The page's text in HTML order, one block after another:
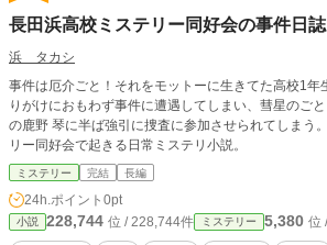
長田浜高校ミステリー同好会の事件日誌
浜 タカシ
事件は厄介ごと！それをモットーに生きてた高校1年
りがけにおもわず事件に遭遇してしまい、彗星のご
の鹿野 琴に半ば強引に捜査に参加させられてしまう
リー同好会で起きる日常ミステリ小説。
ミステリー 完結 長編
24h.ポイント 0pt
小説 228,744 位 / 228,744件 ミステリー 5,380 位